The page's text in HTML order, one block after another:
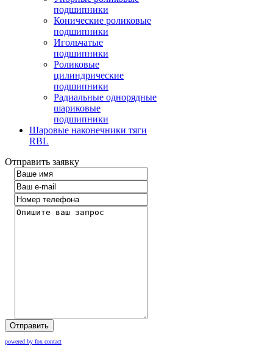
подшипники
Конические роликовые
подшипники
Игольчатые
подшипники
Роликовые
цилиндрические
подшипники
Радиальные однорядные
шариковые
подшипники
Шаровые наконечники тяги
RBL
Отправить заявку
Отправить
powered by fox contact